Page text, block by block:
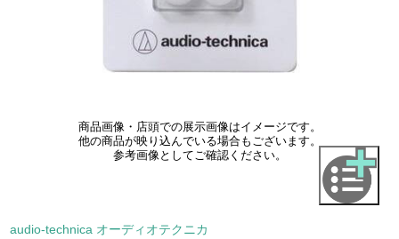
商品画像・店頭での展示画像はイメージです。
他の商品が映り込んでいる場合もございます。
参考画像としてご確認ください。
audio-technica オーディオテクニカ